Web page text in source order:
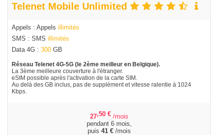
Telenet Mobile Unlimited
Appels : Appels illimités
SMS : SMS illimités
Data 4G : 300 GB
Réseau Telenet 4G-5G (le 2ème meilleur en Belgique).
La 3ème meilleure couverture à l'étranger.
eSIM possible après l'activation de la carte SIM.
Au delà des GB inclus, pas de supplément et vitesse ralentie à 1024
Kbps.
27,50 € /mois
pendant 6 mois,
puis 41 €/mois